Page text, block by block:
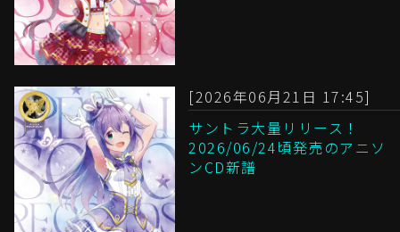
[2026年06月21日 17:45]
サントラ大量リリース！
2026/06/24頃発売のアニソ
ンCD新譜